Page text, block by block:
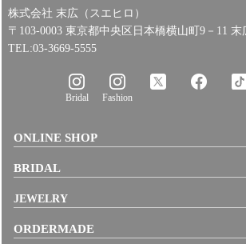
株式会社 末広（スエヒロ）
〒103-0003 東京都中央区日本橋横山町9－11 末
TEL:03-3669-5555
Bridal Fashion
ONLINE SHOP
BRIDAL
JEWELRY
ORDERMADE